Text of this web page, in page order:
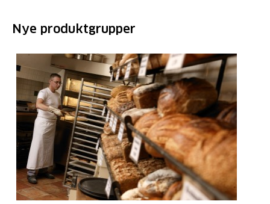
Nye produktgrupper